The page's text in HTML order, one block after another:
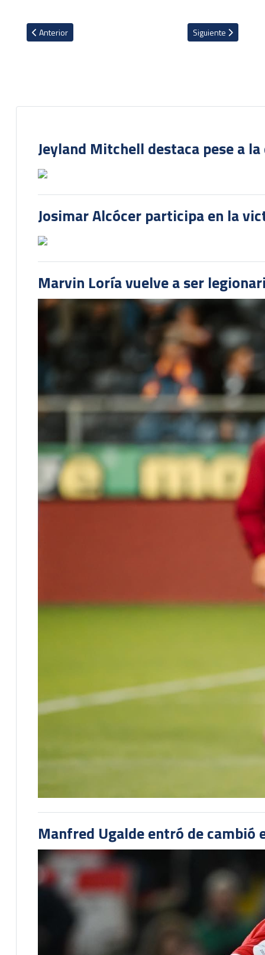
Artículo anterior: ¿Qué le queda por disputar a Keylor Navas con
Anterior Artículo siguiente:
Siguiente
Jeyland Mitchell destaca pese a
Josimar Alcócer participa en la
Marvin Loría vuelve a ser
Manfred Ugalde entró de cambió